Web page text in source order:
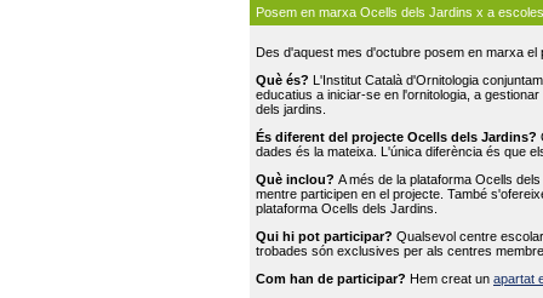
Posem en marxa Ocells dels Jardins x a escoles
Des d'aquest mes d'octubre posem en marxa
Què és? L'Institut Català d'Ornitologia
educatius a iniciar-se en l'ornitologia, a
dels jardins.
És diferent del projecte Ocells dels Jardins?
dades és la mateixa. L'única diferència és que
Què inclou? A més de la plataforma Ocells
mentre participen en el projecte. També
plataforma Ocells dels Jardins.
Qui hi pot participar? Qualsevol centre
trobades són exclusives per als centres
Com han de participar? Hem creat un apartat